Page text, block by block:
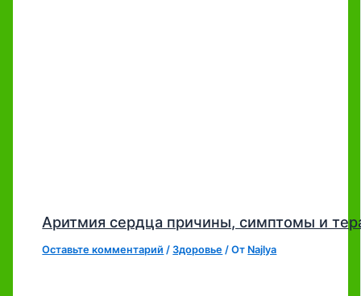
Аритмия сердца причины, симптомы и
Оставьте комментарий /Здоровье / От Najlya